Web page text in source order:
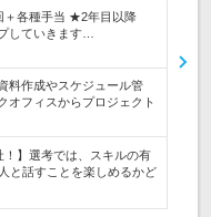
＋各種手当 ★2年目以降
していきます…
料作成やスケジュール管
オフィスからプロジェクト
！】選考では、スキルの有
と話すことを楽しめるかど